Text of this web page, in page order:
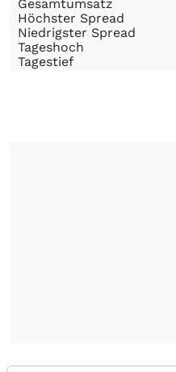
Gesamtumsatz
Höchster Spread
Niedrigster Spread
Tageshoch
Tagestief